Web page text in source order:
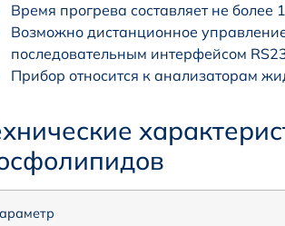
Время прогрева составляет не более
Возможно дистанционное
последовательным интерфейсом
Прибор относится к анализаторам